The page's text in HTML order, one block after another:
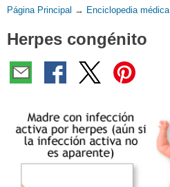
Usted
aquí:
Página Principal → Enciclopedia médica
Herpes congénito